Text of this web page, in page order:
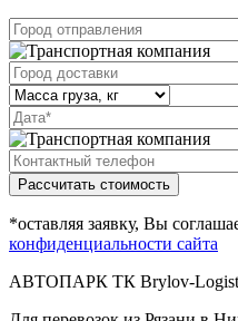
Рассчитать стоимость
*оставляя заявку, Вы
конфиденциальности сайта
АВТОПАРК ТК Brylov-